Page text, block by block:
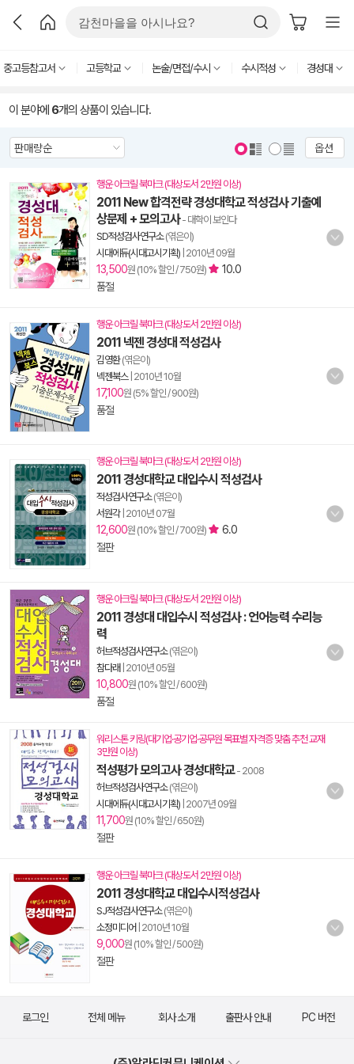
중고등참고서 고등학교 논술/면접/수시 수시적성 경성대
이 분야에 6개의 상품이 있습니다.
옵션
행운 아크릴 북마크 (대상도서 2만원 이상)
2011 New 합격전략 경성대학교 적성검사 기출예
상문제 + 모의고사- 대학이 보인다
SD적성검사연구소(엮은이)
시대에듀(시대고시기획) 2010년 09월
13,500원 (10% 할인 / 750원)
10.0
품절
행운 아크릴 북마크 (대상도서 2만원 이상)
2011 넥젠 경성대 적성검사
김영환(엮은이)
넥젠북스| 2010년 10월
17,100원 (5% 할인 / 900원)
품절
행운 아크릴 북마크 (대상도서 2만원 이상)
2011 경성대학교 대입수시 적성검사
적성검사연구소(엮은이)
서원각| 2010년 07월
12,600원 (10% 할인 / 700원)
6.0
절판
행운 아크릴 북마크 (대상도서 2만원 이상)
2011 경성대 대입수시 적성검사 : 언어능력 수리능
력
허브적성검사연구소(엮은이)
참다래 2010년 05월
10,800원 (10% 할인 / 600원)
품절
워리스톤 키링(대기업·공기업·공무원 목표별 자격증 맞춤 추천 교재
3만원 이상)
적성평가 모의고사 경성대학교- 2008
허브적성검사연구소(엮은이)
시대에듀(시대고시기획) 2007년 09월
11,700원 (10% 할인 / 650원)
절판
행운 아크릴 북마크 (대상도서 2만원 이상)
2011 경성대학교 대입수시적성검사
SJ적성검사연구소(엮은이)
소정미디어 2010년 10월
9,000원 (10% 할인 / 500원)
절판
로그인 전체 메뉴 회사 소개 출판사 안내 PC 버전